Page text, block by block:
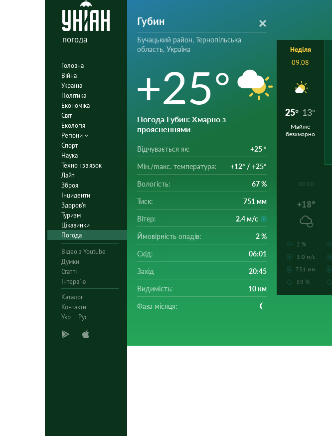
погода
Головна
Війна
Україна
Політика
Економіка
Світ
Екологія
Регіони
Спорт
Наука
Техно і зв'язок
Лайт
Зброя
Інциденти
Здоров'я
Туризм
Цікавинки
Погода
Відео з Youtube
Думки
Статті
Інтерв`ю
Каталог
Контакти
Укр
Рус
Губин
Бучацький район, Тернопільська
область, Україна
+25°
Погода Губин: Хмарно з
проясненнями
Відчувається як: +25 °
Мін./mакс. температура: +12° / +25°
Вологість: 67 %
Тиск: 751 мм
Вітер: 2.4 м/с
Ймовірність опадів: 2 %
Схід: 06:01
Захід 20:45
Видимість: 10 км
Фаза місяця:
Неділя
09.08
25° 13°
Майже
безхмарно
00:00
+18°
2 %
3.0 м/с
751 мм
59 %